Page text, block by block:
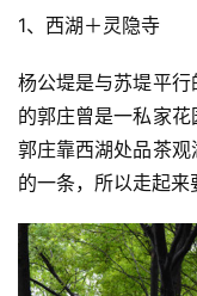
1、西湖＋灵隐寺
杨公堤是与苏堤平
的郭庄曾是一私家
郭庄靠西湖处品茶
的一条，所以走起来